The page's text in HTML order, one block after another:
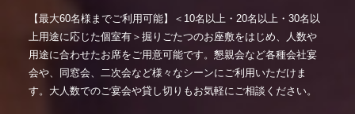
【最大60名様までご利用可能】＜10名以上・20名以上・30名以
上用途に応じた個室有＞掘りごたつのお座敷をはじめ、人数や
用途に合わせたお席をご用意可能です。懇親会など各種会社宴
会や、同窓会、二次会など様々なシーンにご利用いただけま
す。大人数でのご宴会や貸し切りもお気軽にご相談ください。